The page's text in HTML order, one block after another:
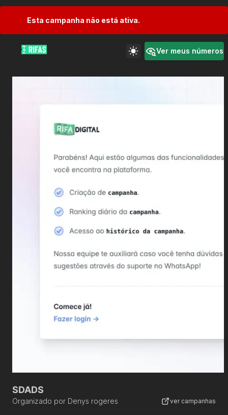
Esta campanha não está ativa.
Ver meus números
SDADS
Organizado por Denys rogeres ver campanhas